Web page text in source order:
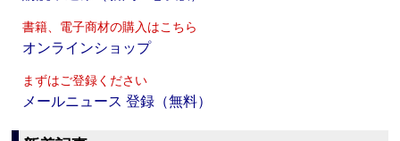
書籍、電子商材の購入はこちら
オンラインショップ
まずはご登録ください
メールニュース 登録（無料）